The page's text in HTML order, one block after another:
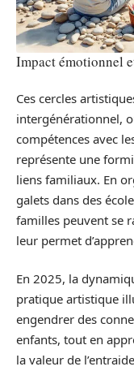
Impact émotionnel
Ces cercles
intergénérationnel,
compétences avec
représente une
liens familiaux. En
galets dans des
familles peuvent se
leur permet
En 2025, la
pratique artistique
engendrer des
enfants, tout en
la valeur de